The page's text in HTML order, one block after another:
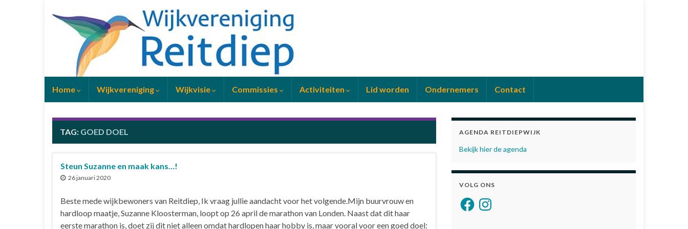
Home Wijkvereniging Wijkvisie Commissies Activiteiten Lid worden Ondernemers Contact
TAG: GOED DOEL
Steun Suzanne en maak kans…!
26 januari 2020
Beste mede wijkbewoners van Reitdiep, Ik vraag jullie aandacht voor het volgende.Mijn buurvrouw en
hardloop maatje, Suzanne Kloosterman, loopt op 26 april de marathon van Londen. Naast dat dit haar
eerste marathon is, doet zij dit niet alleen omdat hardlopen haar hobby is, maar vooral voor een goed doel:
AGENDA REITDIEPWIJK
Bekijk hier de agenda
VOLG ONS
FacebookInstagram